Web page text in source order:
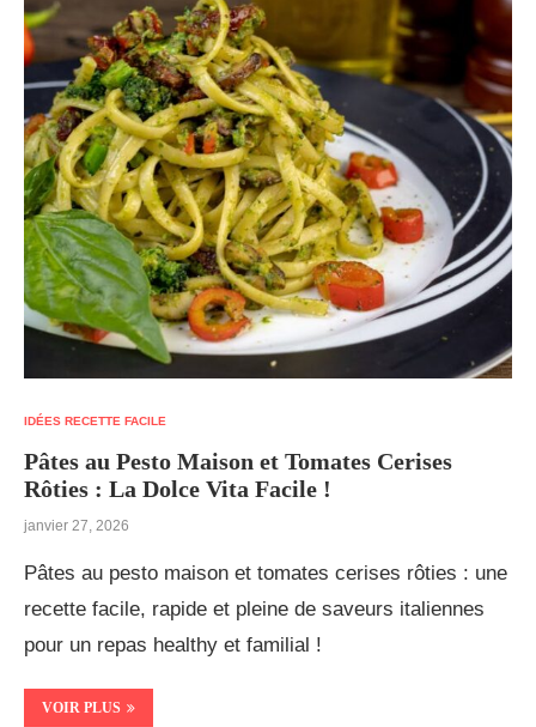
IDÉES RECETTE FACILE
Pâtes au Pesto Maison et Tomates Cerises
Rôties : La Dolce Vita Facile !
janvier 27, 2026
Pâtes au pesto maison et tomates cerises rôties : une
recette facile, rapide et pleine de saveurs italiennes
pour un repas healthy et familial !
VOIR PLUS